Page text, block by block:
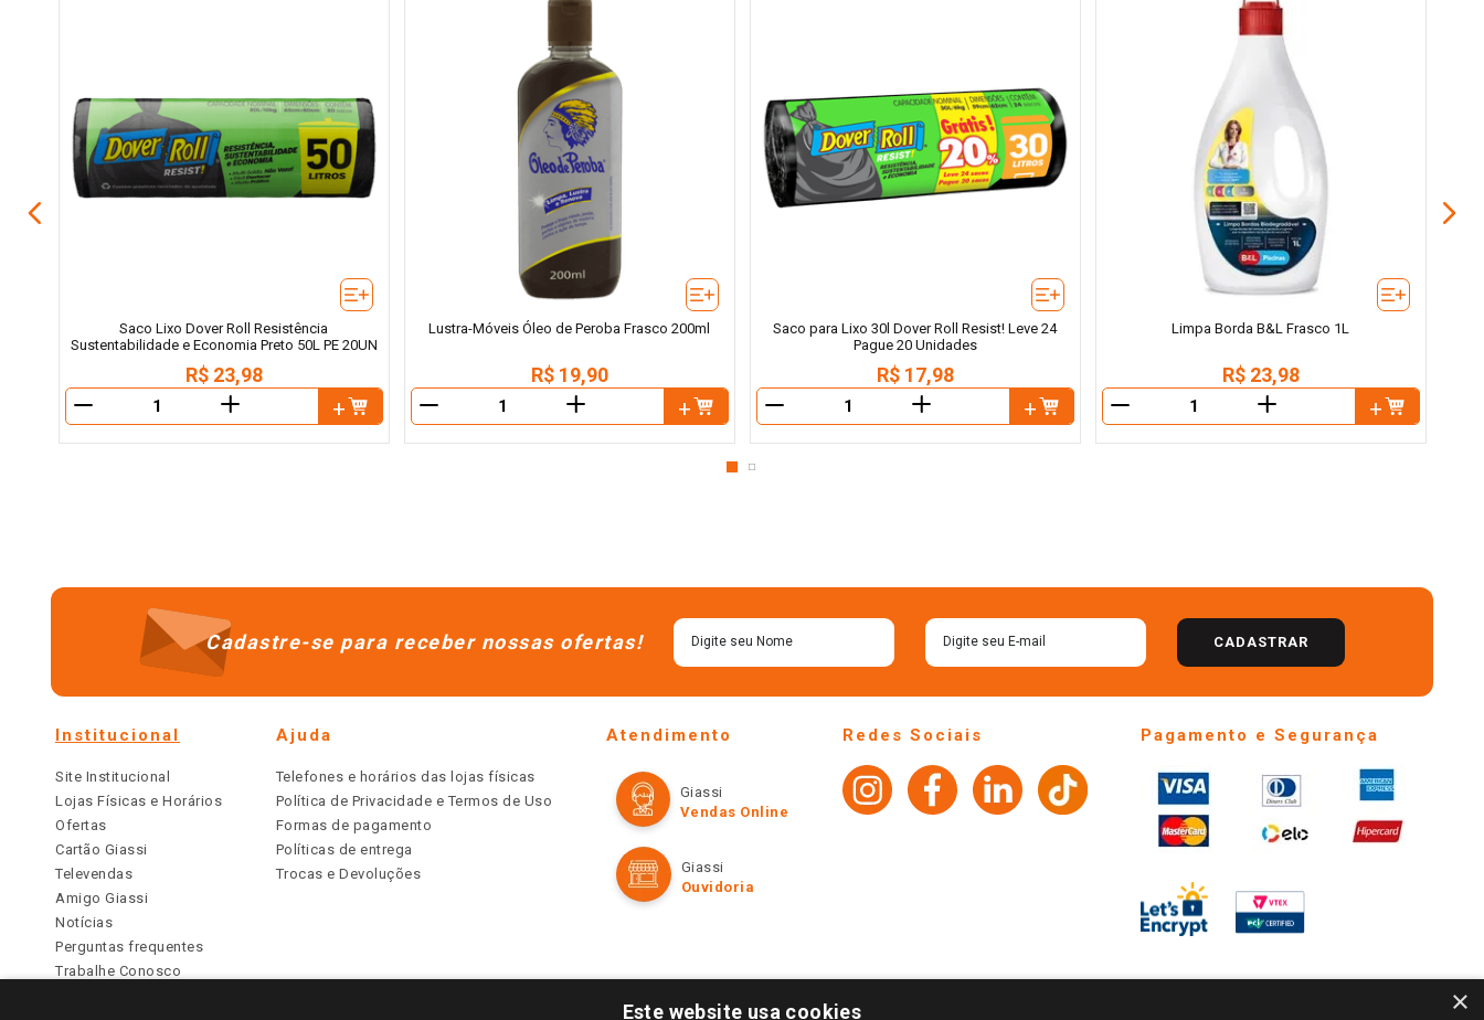
Saco Lixo Dover Roll Resistência
Sustentabilidade e Economia Preto 50L PE 20UN
R$ 23,98
＋
Lustra-Móveis Óleo de Peroba Frasco 200ml
R$ 19,90
＋
Saco para Lixo 30l Dover Roll Resist! Leve 24
Pague 20 Unidades
R$ 17,98
＋
Limpa Borda B&L Frasco 1L
R$ 23,98
＋
Cadastre-se para receber nossas ofertas! CADASTRAR
Institucional
Site Institucional
Lojas Físicas e Horários
Ofertas
Cartão Giassi
Televendas
Amigo Giassi
Notícias
Perguntas frequentes
Trabalhe Conosco
Ajuda
Telefones e horários das lojas físicas
Política de Privacidade e Termos de Uso
Formas de pagamento
Políticas de entrega
Trocas e Devoluções
Atendimento
Giassi
Vendas Online
Giassi
Ouvidoria
Redes Sociais Pagamento e Segurança
×
Este website usa cookies